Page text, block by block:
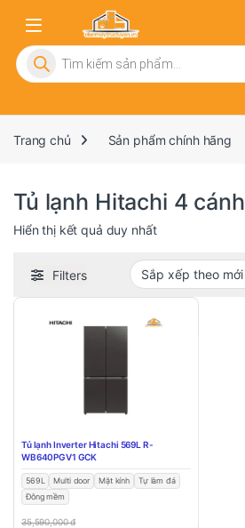
Tìm kiếm sản phẩm
Trang chủ Sản phẩm chính hãng
Tủ lạnh Hitachi 4 cánh
Hiển thị kết quả duy nhất
Filters
Tủ lạnh Inverter Hitachi 569L R-
WB640PGV1 GCK
569L Multi door Mặt kính
Tự làm đá
Đông mềm
35,590,000đ